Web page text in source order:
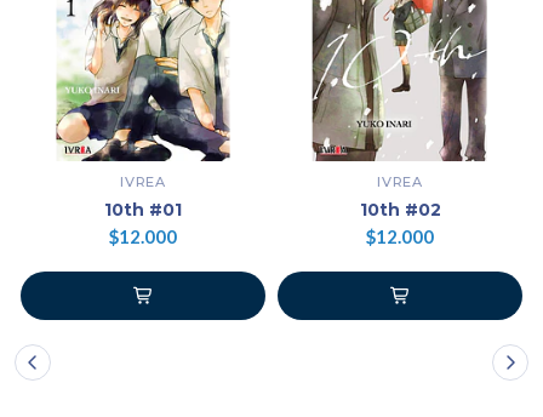
IVREA
10th #01
$12.000
IVREA
10th #02
$12.000